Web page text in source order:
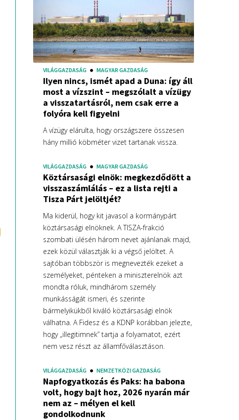
VILÁGGAZDASÁG MAGYAR GAZDASÁG
Ilyen nincs, ismét apad a Duna: így áll
most a vízszint – megszólalt a vízügy
a visszatartásról, nem csak erre a
folyóra kell figyelni
A vízügy elárulta, hogy országszere összesen
hány millió köbméter vizet tartanak vissza.
VILÁGGAZDASÁG MAGYAR GAZDASÁG
Köztársasági elnök: megkezdődött a
visszaszámlálás – ez a lista rejti a
Tisza Párt jelöltjét?
Ma kiderül, hogy kit javasol a kormánypárt
köztársasági elnöknek. A TISZA-frakció
szombati ülésén három nevet ajánlanak majd,
ezek közül választják ki a végső jelöltet. A
sajtóban többször is megnevezték ezeket a
személyeket, pénteken a miniszterelnök azt
mondta róluk, mindhárom személy
munkásságát ismeri, és szerinte
bármelyikükből kiváló köztársasági elnök
válhatna. A Fidesz és a KDNP korábban jelezte,
hogy „illegitimnek” tartja a folyamatot, ezért
nem vesz részt az államfőválasztáson.
VILÁGGAZDASÁG NEMZETKÖZI GAZDASÁG
Napfogyatkozás és Paks: ha babona
volt, hogy bajt hoz, 2026 nyarán már
nem az – mélyen el kell
gondolkodnunk